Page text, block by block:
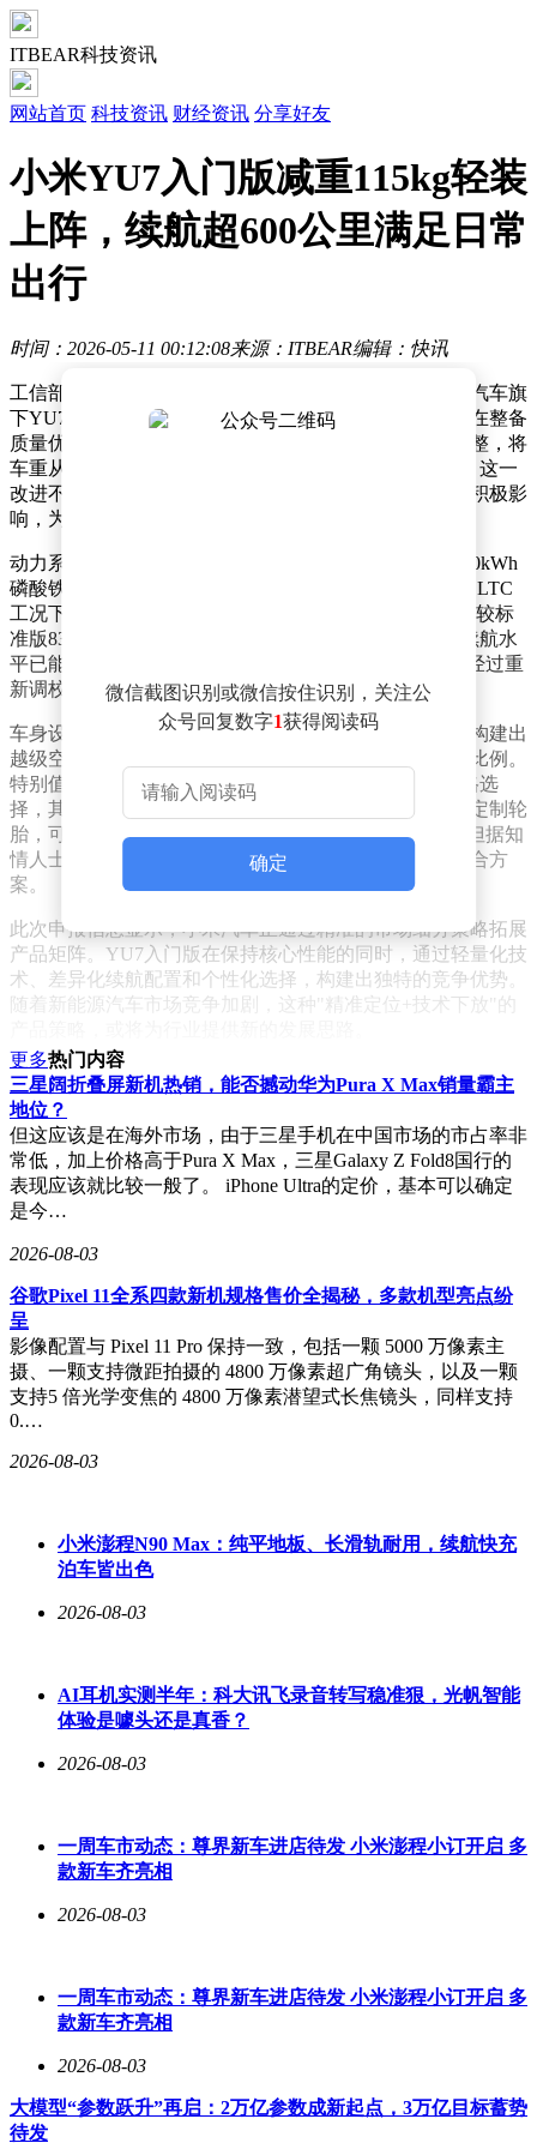
ITBEAR科技资讯
网站首页 科技资讯 财经资讯 分享好友
小米YU7入门版减重115kg轻装
上阵，续航超600公里满足日常
出行
时间：2026-05-11 00:12:08来源：ITBEAR编辑：快讯
工信部近日公布的新能源汽车购置税减免目录中，小米汽车旗
下YU7入门级版本的详细信息引发行业关注。这款新车在整备
质量优化方面取得突破性进展，通过材料升级与结构调整，将
车重从标准版的2315kg降至2200kg，减重幅度达115kg。这一
改进不仅提升了车辆操控响应速度，更对能耗表现产生积极影
响，为电动SUV市场带来新的技术参考。
动力系统配置上，新车搭载与新一代小米SU7同源的73.0kWh
磷酸铁锂电池组，较标准版73.6kWh容量略有调整。在CLTC
工况下，其纯电续航里程稳定在633-643公里区间，虽然较标
准版835公里有所缩减，但考虑到入门级市场定位，该续航水
平已能覆盖90%以上用户日常通勤需求。电池管理系统经过重
新调校，在低温环境下的能量保持率较前代提升8%。
车身设计延续家族化语言，4999mm车长与3000mm轴距构建出
越级空间表现，1996mm车宽配合1608mm车高形成黄金比例。
特别值得关注的是，新车提供19/20/21英寸三种轮毂规格选
择，其中21英寸锻造轮毂采用低风阻设计，配合米其林定制轮
胎，可将滚动阻力降低12%。内饰方面虽未完全公开，但据知
情人士透露，将采用环保再生材料与智能交互系统的组合方
案。
此次申报信息显示，小米汽车正通过精准的市场细分策略拓展
产品矩阵。YU7入门版在保持核心性能的同时，通过轻量化技
术、差异化续航配置和个性化选择，构建出独特的竞争优势。
随着新能源汽车市场竞争加剧，这种"精准定位+技术下放"的
微信截图识别或微信按住识别，关注公
众号回复数字1获得阅读码
确定
更多热门内容
三星阔折叠屏新机热销，能否撼动华为Pura X Max销量霸主
地位？
但这应该是在海外市场，由于三星手机在中国市场的市占率非
常低，加上价格高于Pura X Max，三星Galaxy Z Fold8国行的
表现应该就比较一般了。 iPhone Ultra的定价，基本可以确定
是今…
2026-08-03
谷歌Pixel 11全系四款新机规格售价全揭秘，多款机型亮点纷
呈
影像配置与 Pixel 11 Pro 保持一致，包括一颗 5000 万像素主
摄、一颗支持微距拍摄的 4800 万像素超广角镜头，以及一颗
支持5 倍光学变焦的 4800 万像素潜望式长焦镜头，同样支持
0.…
2026-08-03
小米澎程N90 Max：纯平地板、长滑轨耐用，续航快充
泊车皆出色
2026-08-03
AI耳机实测半年：科大讯飞录音转写稳准狠，光帆智能
体验是噱头还是真香？
2026-08-03
一周车市动态：尊界新车进店待发 小米澎程小订开启 多
款新车齐亮相
2026-08-03
一周车市动态：尊界新车进店待发 小米澎程小订开启 多
款新车齐亮相
2026-08-03
大模型“参数跃升”再启：2万亿参数成新起点，3万亿目标蓄势
待发